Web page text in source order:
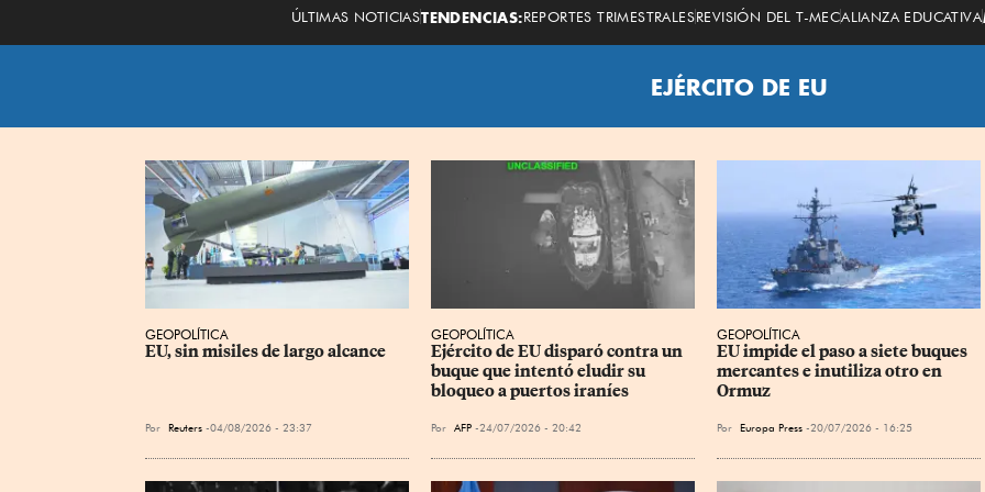
ÚLTIMAS NOTICIASTENDENCIAS:REPORTES TRIMESTRALESREVISIÓN DEL T-MECALIANZA EDUCATIVA
EJÉRCITO DE EU
GEOPOLÍTICA
EU, sin misiles de largo alcance
Por Reuters 04/08/2026 - 23:37
GEOPOLÍTICA
Ejército de EU disparó contra un
buque que intentó eludir su
bloqueo a puertos iraníes
Por AFP 24/07/2026 - 20:42
GEOPOLÍTICA
EU impide el paso a siete buques
mercantes e inutiliza otro en
Ormuz
Por Europa Press 20/07/2026 - 16:25